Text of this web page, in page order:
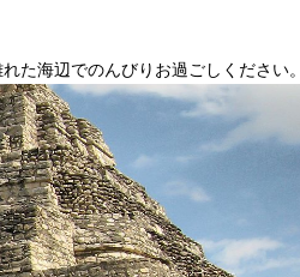
メルマガ登録
クルーズの楽しみ方
た海辺でのんびりお過ごしください。